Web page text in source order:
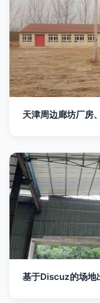
天津周边廊坊厂房
基于Discuz的场地